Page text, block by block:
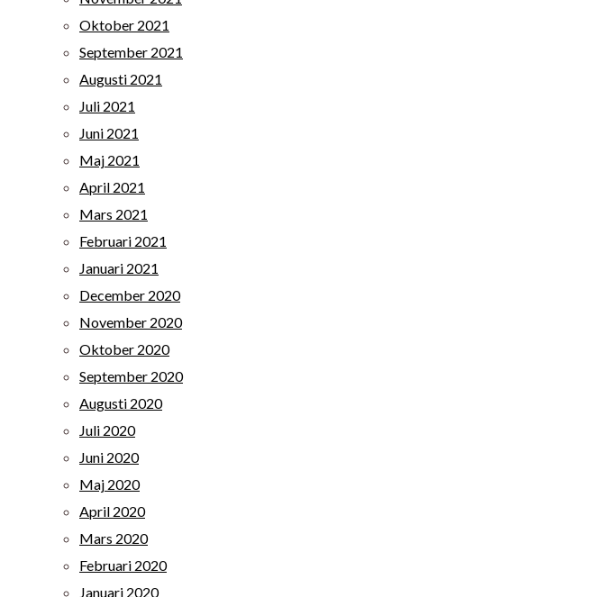
Oktober 2021
September 2021
Augusti 2021
Juli 2021
Juni 2021
Maj 2021
April 2021
Mars 2021
Februari 2021
Januari 2021
December 2020
November 2020
Oktober 2020
September 2020
Augusti 2020
Juli 2020
Juni 2020
Maj 2020
April 2020
Mars 2020
Februari 2020
Januari 2020